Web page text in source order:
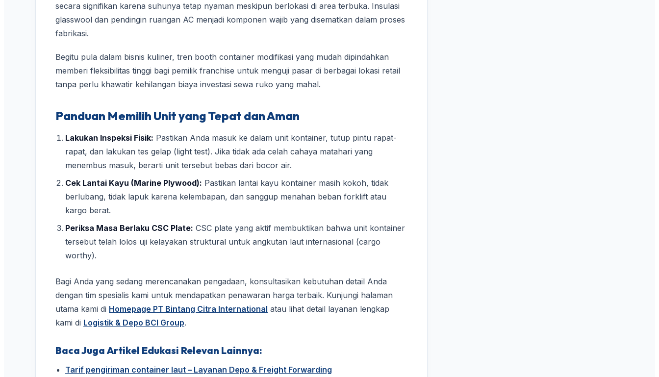
secara signifikan karena suhunya tetap nyaman meskipun berlokasi di area terbuka. Insulasi
glasswool dan pendingin ruangan AC menjadi komponen wajib yang disematkan dalam proses
fabrikasi.
Begitu pula dalam bisnis kuliner, tren booth container modifikasi yang mudah dipindahkan
memberi fleksibilitas tinggi bagi pemilik franchise untuk menguji pasar di berbagai lokasi retail
tanpa perlu khawatir kehilangan biaya investasi sewa ruko yang mahal.
Panduan Memilih Unit yang Tepat dan Aman
Lakukan Inspeksi Fisik: Pastikan Anda masuk ke dalam unit kontainer, tutup pintu rapat-
rapat, dan lakukan tes gelap (light test). Jika tidak ada celah cahaya matahari yang
menembus masuk, berarti unit tersebut bebas dari bocor air.
Cek Lantai Kayu (Marine Plywood): Pastikan lantai kayu kontainer masih kokoh, tidak
berlubang, tidak lapuk karena kelembapan, dan sanggup menahan beban forklift atau
kargo berat.
Periksa Masa Berlaku CSC Plate: CSC plate yang aktif membuktikan bahwa unit kontainer
tersebut telah lolos uji kelayakan struktural untuk angkutan laut internasional (cargo
worthy).
Bagi Anda yang sedang merencanakan pengadaan, konsultasikan kebutuhan detail Anda
dengan tim spesialis kami untuk mendapatkan penawaran harga terbaik. Kunjungi halaman
utama kami di Homepage PT Bintang Citra International atau lihat detail layanan lengkap
kami di Logistik & Depo BCI Group.
Baca Juga Artikel Edukasi Relevan Lainnya:
Tarif pengiriman container laut – Layanan Depo & Freight Forwarding